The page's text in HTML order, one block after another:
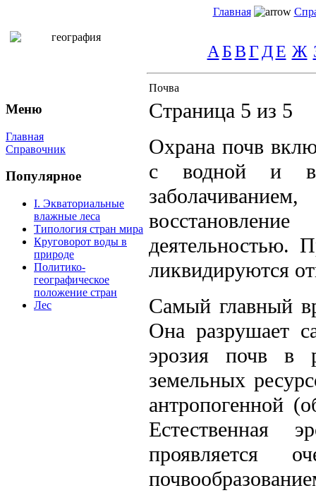
Главная
Меню
Главная
Справочник
Популярное
I. Экваториальные
влажные леса
Типология стран мира
Круговорот воды в
природе
Политико-
географическое
положение стран
Лес
А БВГ ДЕ Ж
Почва
Страница 5 из 5
Охрана почв
с водной и
деятельностью.
ликвидируются
Самый главный
Она разрушает
эрозия почв в
земельных
антропогенной
Естественная
проявляется